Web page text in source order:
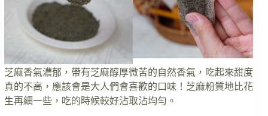
芝麻香氣濃郁，帶有芝麻醇厚微苦的自然香氣，吃起來甜度
真的不高，應該會是大人們會喜歡的口味！芝麻粉質地比花
生再細一些，吃的時候較好沾取沾均勻。